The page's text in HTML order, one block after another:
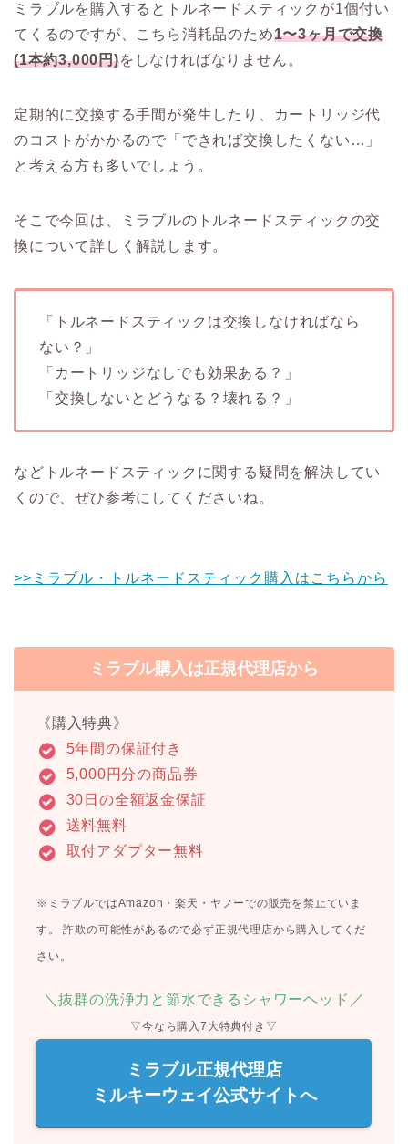
ミラブルを購入するとトルネードスティックが1個付い
てくるのですが、こちら消耗品のため1〜3ヶ月で交換
(1本約3,000円)をしなければなりません。
定期的に交換する手間が発生したり、カートリッジ代
のコストがかかるので「できれば交換したくない…」
と考える方も多いでしょう。
そこで今回は、ミラブルのトルネードスティックの交
換について詳しく解説します。
「トルネードスティックは交換しなければなら
ない？」
「カートリッジなしでも効果ある？」
「交換しないとどうなる？壊れる？」
などトルネードスティックに関する疑問を解決してい
くので、ぜひ参考にしてくださいね。
>>ミラブル・トルネードスティック購入はこちらから
ミラブル購入は正規代理店から
《購入特典》
5年間の保証付き
5,000円分の商品券
30日の全額返金保証
送料無料
取付アダプター無料
※ミラブルではAmazon・楽天・ヤフーでの販売を禁止ていま
す。 詐欺の可能性があるので必ず正規代理店から購入してくだ
さい。
＼抜群の洗浄力と節水できるシャワーヘッド／
▽今なら購入7大特典付き▽
ミラブル正規代理店
ミルキーウェイ公式サイトへ